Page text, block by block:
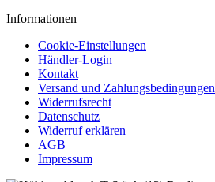
Informationen
Cookie-Einstellungen
Händler-Login
Kontakt
Versand und Zahlungsbedingungen
Widerrufsrecht
Datenschutz
Widerruf erklären
AGB
Impressum